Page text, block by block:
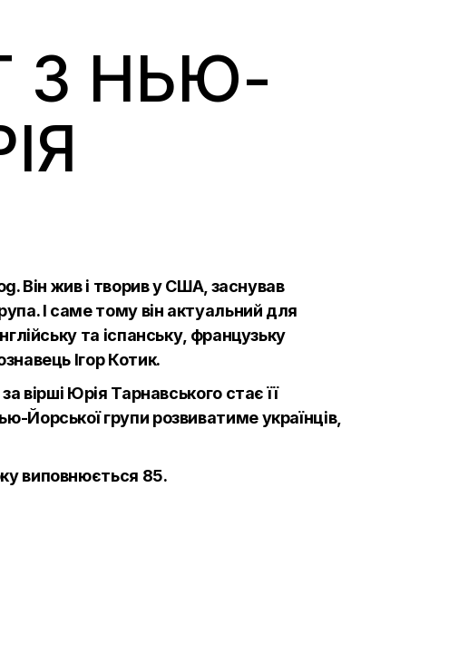
З НЬЮ-
Він жив і творив у США, заснував
І саме тому він актуальний для
та іспанську, французьку
Ігор Котик.
вірші Юрія Тарнавського стає її
Йорської групи розвиватиме українців,
виповнюється 85.